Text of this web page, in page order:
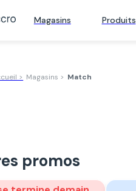
Magasins Produits
> Magasins > Match
promos